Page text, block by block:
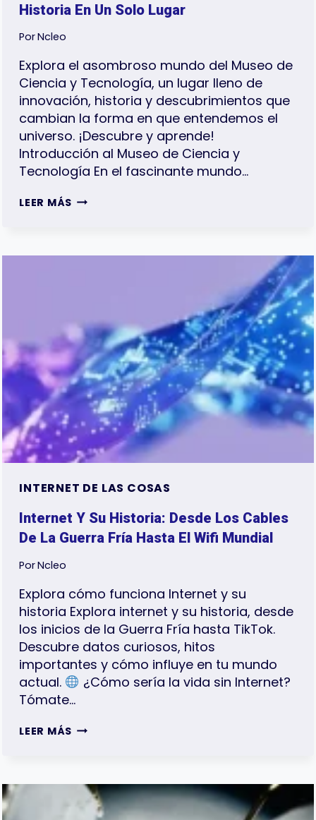
Historia En Un Solo Lugar
PorNcleo
Explora el asombroso mundo del Museo de
Ciencia y Tecnología, un lugar lleno de
innovación, historia y descubrimientos que
cambian la forma en que entendemos el
universo. ¡Descubre y aprende!
Introducción al Museo de Ciencia y
Tecnología En el fascinante mundo…
LEER MÁSSORPRÉNDETE
DE
EL
FUTURO
Y
LA
HISTORIA
EN
SOLO
LUGAR
INTERNET DE LAS COSAS
Internet Y Su Historia: Desde Los Cables
De La Guerra Fría Hasta El Wifi Mundial
PorNcleo
Explora cómo funciona Internet y su
historia Explora internet y su historia, desde
los inicios de la Guerra Fría hasta TikTok.
Descubre datos curiosos, hitos
importantes y cómo influye en tu mundo
actual.
¿Cómo sería la vida sin Internet?
Tómate…
LEER MÁSINTERNET
DESDE
LOS
CABLES